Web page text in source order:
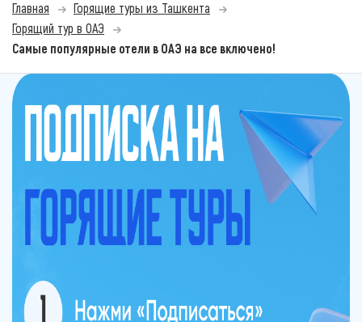
Главная
Горящие туры из Ташкента
Горящий тур в ОАЭ
Самые популярные отели в ОАЭ на все включено!